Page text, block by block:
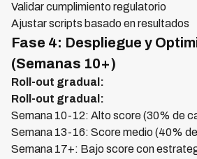
Validar cumplimiento regulatorio
Ajustar scripts basado en resultados
Fase 4: Despliegue y
(Semanas 10+)
Roll-out gradual:
Roll-out gradual:
Semana 10-12: Alto score (30% de
Semana 13-16: Score medio (40%
Semana 17+: Bajo score con